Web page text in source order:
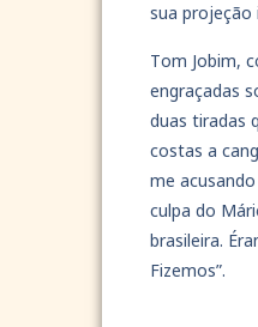
sua projeção
Tom Jobim,
engraçadas
duas tiradas
costas a
me
culpa do
brasileira.
Fizemos”.